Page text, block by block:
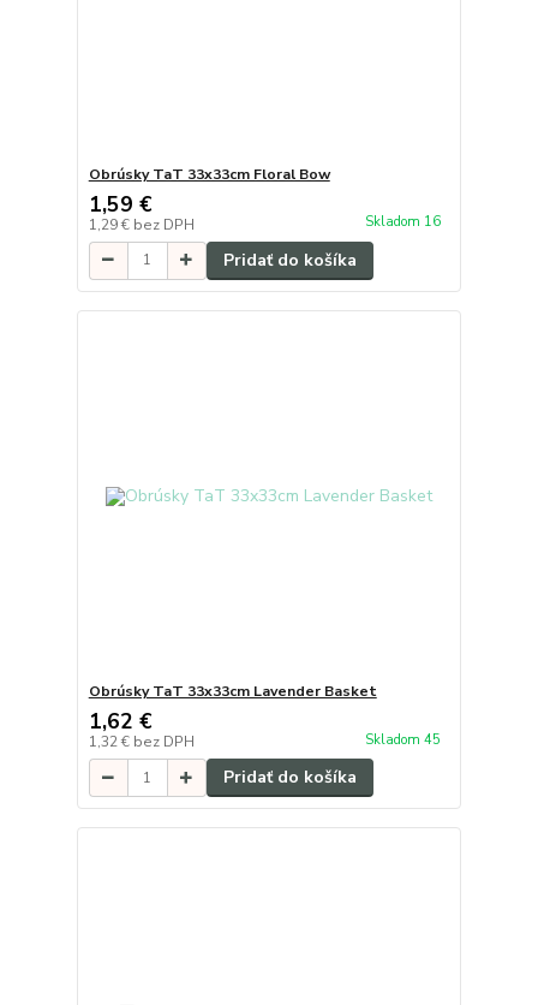
Obrúsky TaT 33x33cm Floral Bow
1,59 €
1,29 € bez DPH Skladom 16
Pridať do košíka
Obrúsky TaT 33x33cm Lavender Basket
1,62 €
1,32 € bez DPH Skladom 45
Pridať do košíka